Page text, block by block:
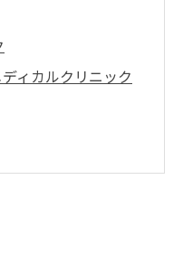
ィカルクリニック